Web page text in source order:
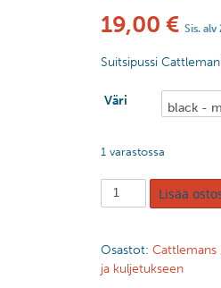
19,00 € Sis. alv
Suitsipussi
Väri
1 varastossa
Lisää
Osastot: Cattlemans
ja kuljetukseen